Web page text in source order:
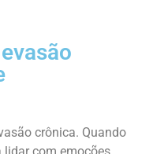
crônica. Quando